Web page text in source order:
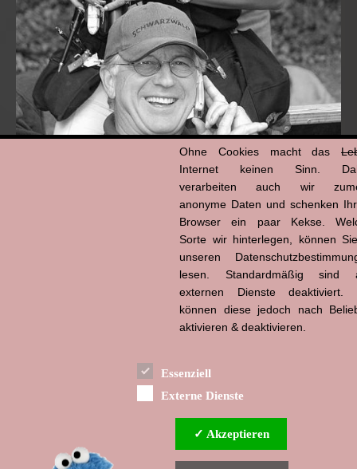
Ohne Cookies macht das
Internet keinen Sinn.
verarbeiten auch wir
anonyme Daten und schenken
Browser ein paar Kekse.
Sorte wir hinterlegen, können
unseren
lesen. Standardmäßig sind
externen Dienste deaktiviert.
können diese jedoch nach
aktivieren & deaktivieren.
Essenziell
Externe Dienste
✓ Akzeptieren